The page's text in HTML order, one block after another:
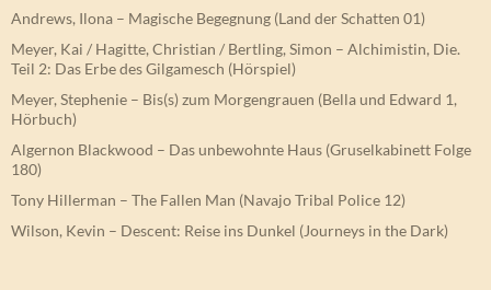
Andrews, Ilona – Magische Begegnung (Land der Schatten 01)
Meyer, Kai / Hagitte, Christian / Bertling, Simon – Alchimistin, Die.
Teil 2: Das Erbe des Gilgamesch (Hörspiel)
Meyer, Stephenie – Bis(s) zum Morgengrauen (Bella und Edward 1,
Hörbuch)
Algernon Blackwood – Das unbewohnte Haus (Gruselkabinett Folge
180)
Tony Hillerman – The Fallen Man (Navajo Tribal Police 12)
Wilson, Kevin – Descent: Reise ins Dunkel (Journeys in the Dark)